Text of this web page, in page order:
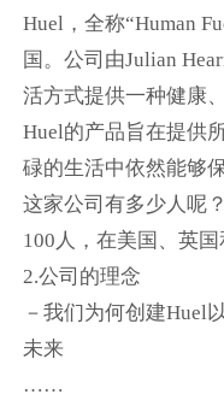
Huel，全称“Human
国。公司由Julian
活方式提供一种健康
Huel的产品旨在提供
碌的生活中依然能够
这家公司有多少人呢
100人，在美国、英国
2.公司的理念
－我们为何创建Huel
未来
……